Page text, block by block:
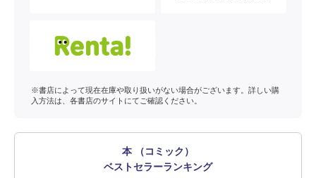
※書店によって現在在庫や取り扱いがない場合がございます。詳しい購
入方法は、各書店のサイトにてご確認ください。
本 （コミック）
ベストセラーランキング